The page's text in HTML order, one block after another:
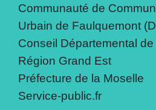
Communauté de
Urbain de Faulquemont
Conseil Départemental
Région Grand Est
Préfecture de la Moselle
Service-public.fr